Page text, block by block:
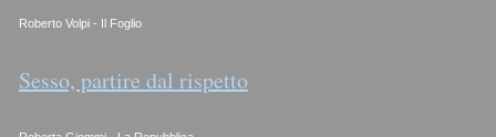
Roberto Volpi - Il Foglio
Sesso, partire dal rispetto